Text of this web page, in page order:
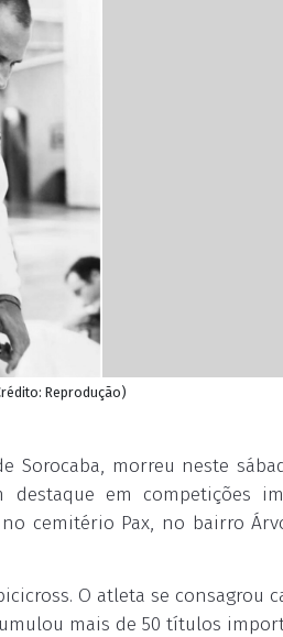
Reprodução)
Sorocaba, morreu neste
em competições
cemitério Pax, no bairro
O atleta se consagrou
mais de 50 títulos